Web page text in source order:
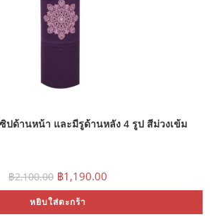
ซิปด้านหน้า และมีรูด้านหลัง 4 รูป สีม่วงเข้ม
฿2,100.00 Original
price
was:
฿2,100.00.
฿1,190.00
is:
หยิบใส่ตะกร้า